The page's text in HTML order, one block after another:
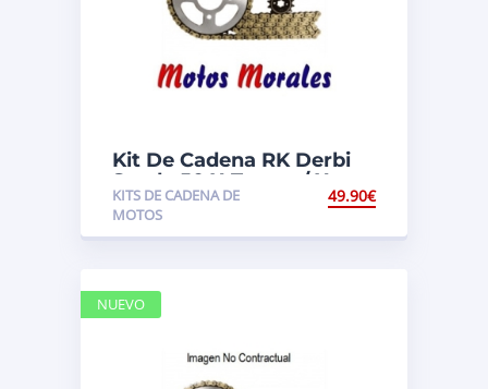
Kit De Cadena RK Derbi
Senda 50 X-Treme / X-
Race 2006/2014 (12-53-
136)
KITS DE CADENA DE
MOTOS
49.90€
NUEVO